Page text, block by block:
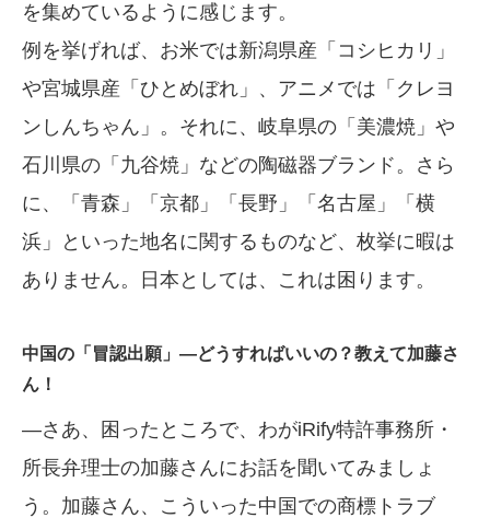
を集めているように感じます。
例を挙げれば、お米では新潟県産「コシヒカリ」
や宮城県産「ひとめぼれ」、アニメでは「クレヨ
ンしんちゃん」。それに、岐阜県の「美濃焼」や
石川県の「九谷焼」などの陶磁器ブランド。さら
に、「青森」「京都」「長野」「名古屋」「横
浜」といった地名に関するものなど、枚挙に暇は
ありません。日本としては、これは困ります。
中国の「冒認出願」—どうすればいいの？教えて加藤さ
ん！
—さあ、困ったところで、わがiRify特許事務所・
所長弁理士の加藤さんにお話を聞いてみましょ
う。加藤さん、こういった中国での商標トラブ